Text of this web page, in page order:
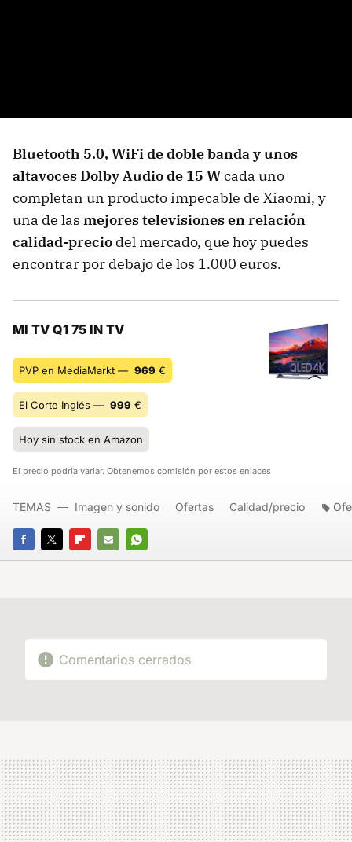
Bluetooth 5.0, WiFi de doble banda y unos
altavoces Dolby Audio de 15 Wcada uno
completan un producto impecable de Xiaomi, y
una de las mejores televisiones en relación
calidad-precio del mercado, que hoy puedes
encontrar por debajo de los 1.000 euros.
MI TV Q1 75 IN TV
PVP en MediaMarkt — 969 €
El Corte Inglés — 999 €
Hoy sin stock en Amazon
El precio podría variar. Obtenemos comisión por estos enlaces
FACEBOOK
TWITTERFLIPBOARD
E-
WHATSAPP
TEMAS Imagen y sonido Ofertas Calidad/precio
Comentarios cerrados